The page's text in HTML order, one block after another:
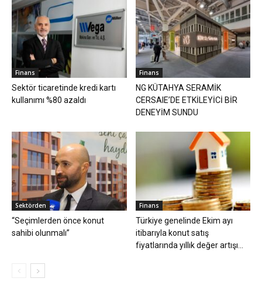
Finans
Sektör ticaretinde kredi kartı
kullanımı %80 azaldı
Finans
NG KÜTAHYA SERAMİK
CERSAIE’DE ETKİLEYİCİ BİR
DENEYİM SUNDU
Sektörden
“Seçimlerden önce konut
sahibi olunmalı”
Finans
Türkiye genelinde Ekim ayı
itibarıyla konut satış
fiyatlarında yıllık değer artışı...